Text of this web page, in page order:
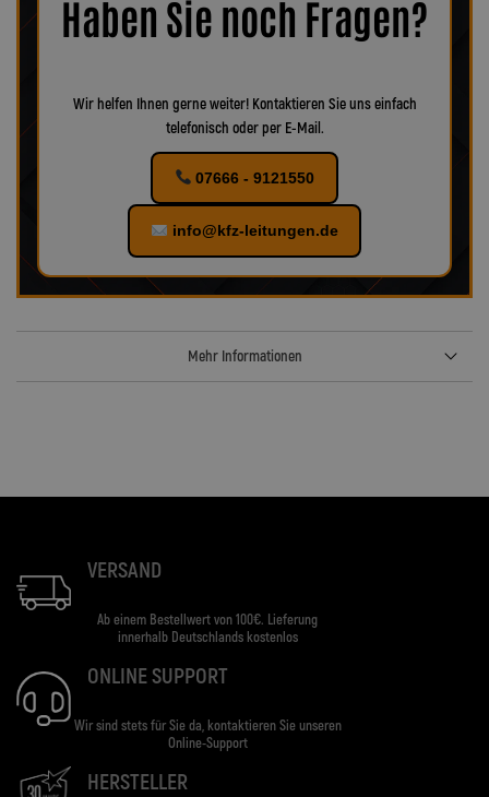
verschiedenes Zubehör für Ihr KFZ!
Haben Sie noch Fragen?
Wir helfen Ihnen gerne weiter! Kontaktieren Sie uns einfach
telefonisch oder per E-Mail.
07666 - 9121550
info@kfz-leitungen.de
Mehr Informationen
VERSAND
Ab einem Bestellwert von 100€. Lieferung
innerhalb Deutschlands kostenlos
ONLINE SUPPORT
Wir sind stets für Sie da, kontaktieren Sie unseren
Online-Support
HERSTELLER